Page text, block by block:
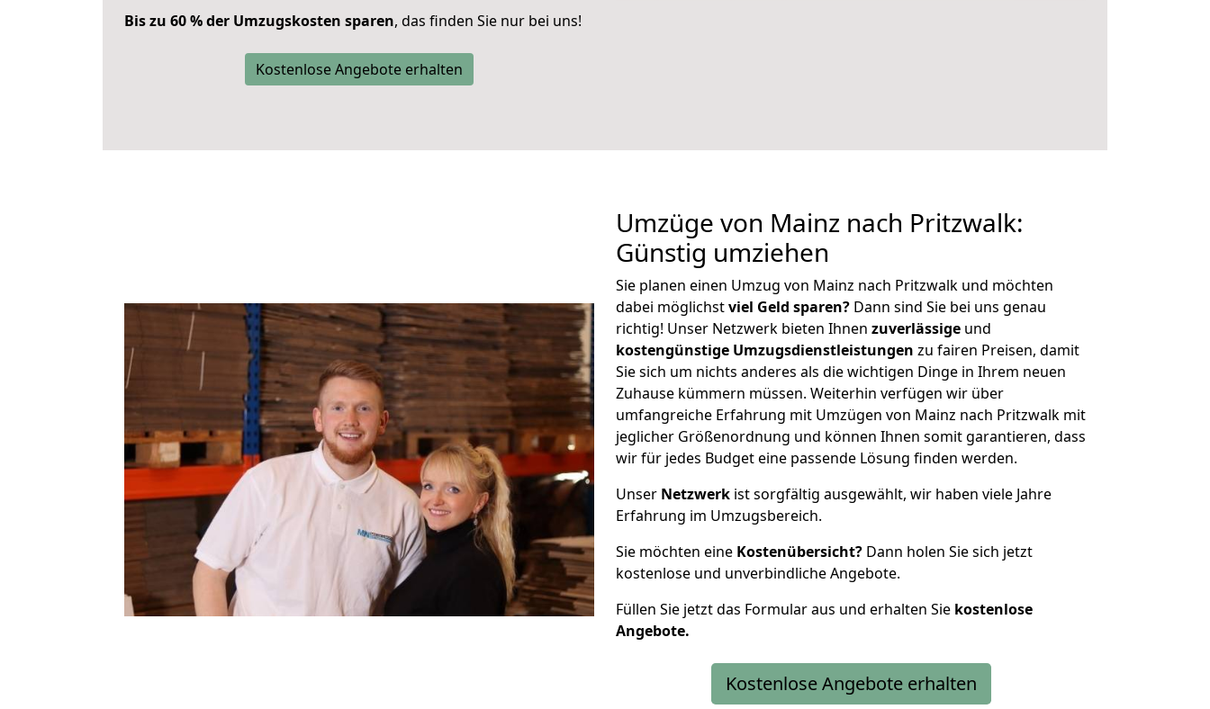
Bis zu 60 % der Umzugskosten sparen, das finden Sie nur bei uns!
Kostenlose Angebote erhalten
Umzüge von Mainz nach Pritzwalk:
Günstig umziehen
Sie planen einen Umzug von Mainz nach Pritzwalk und möchten
dabei möglichstviel Geld sparen? Dann sind Sie bei uns genau
richtig! Unser Netzwerk bieten Ihnen zuverlässige und
kostengünstige Umzugsdienstleistungen zu fairen Preisen, damit
Sie sich um nichts anderes als die wichtigen Dinge in Ihrem neuen
Zuhause kümmern müssen. Weiterhin verfügen wir über
umfangreiche Erfahrung mit Umzügen von Mainz nach Pritzwalk mit
jeglicher Größenordnung und können Ihnen somit garantieren, dass
wir für jedes Budget eine passende Lösung finden werden.
Unser Netzwerk ist sorgfältig ausgewählt, wir haben viele Jahre
Erfahrung im Umzugsbereich.
Sie möchten eine Kostenübersicht? Dann holen Sie sich jetzt
kostenlose und unverbindliche Angebote.
Füllen Sie jetzt das Formular aus und erhalten Sie kostenlose
Angebote.
Kostenlose Angebote erhalten